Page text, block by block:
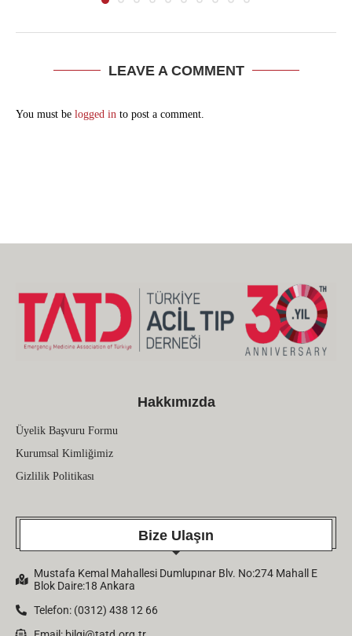
LEAVE A COMMENT
You must be logged in to post a comment.
Hakkımızda
Üyelik Başvuru Formu
Kurumsal Kimliğimiz
Gizlilik Politikası
Bize Ulaşın
Mustafa Kemal Mahallesi Dumlupınar Blv. No:274 Mahall E
Blok Daire:18 Ankara
Telefon: (0312) 438 12 66